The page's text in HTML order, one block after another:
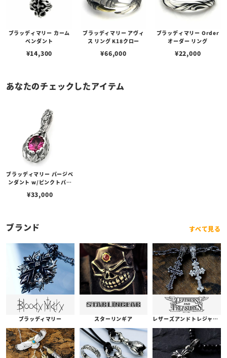
ブラッディマリー カーム
ペンダント
¥14,300
ブラッディマリー アヴィ
ス リング K18クロー
¥66,000
ブラッディマリー Order
オーダー リング
¥22,000
あなたのチェックしたアイテム
ブラッディマリー パージペ
ンダント w/ピンクトパー
カット）
¥33,000
ブランド すべて見る
ブラッディマリー スターリンギア レザーズアンドトレジャーズ